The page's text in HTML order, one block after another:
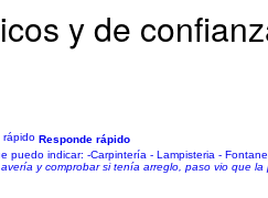
y de
Responde rápido
indicar: -Carpintería - Lampisteria -
y comprobar si tenía arreglo, paso vio que